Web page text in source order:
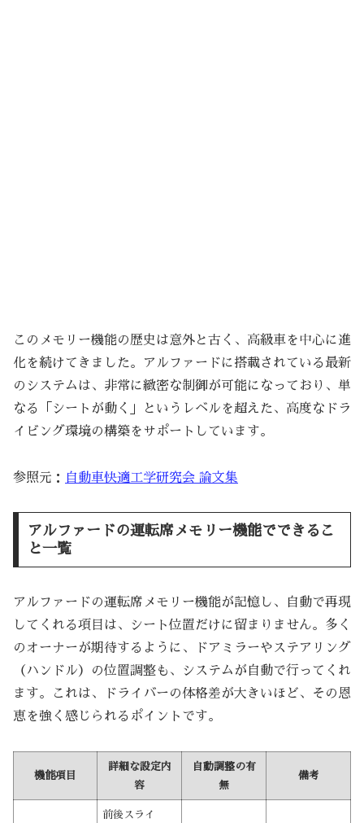
このメモリー機能の歴史は意外と古く、高級車を中心に進
化を続けてきました。アルファードに搭載されている最新
のシステムは、非常に緻密な制御が可能になっており、単
なる「シートが動く」というレベルを超えた、高度なドラ
イビング環境の構築をサポートしています。
参照元： 自動車快適工学研究会 論文集
アルファードの運転席メモリー機能でできるこ
と一覧
アルファードの運転席メモリー機能が記憶し、自動で再現
してくれる項目は、シート位置だけに留まりません。多く
のオーナーが期待するように、ドアミラーやステアリング
（ハンドル）の位置調整も、システムが自動で行ってくれ
ます。これは、ドライバーの体格差が大きいほど、その恩
恵を強く感じられるポイントです。
機能項目
詳細な設定内
容
自動調整の有
無
備考
前後スライ